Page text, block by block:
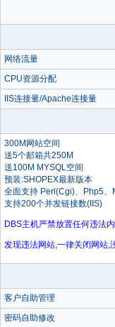
网络流量
CPU资源分配
IIS连接量/Apache连接量
300M网站空间
送5个邮箱共250M
送100M MYSQL空间
预装:SHOPEX最新版本
全面支持 Perl(Cgi)、Php5
支持200个并发链接数(IIS)
DBS主机严禁放置任何违法
发现违法网站,一律关闭网站,
客户自助管理
密码自助修改